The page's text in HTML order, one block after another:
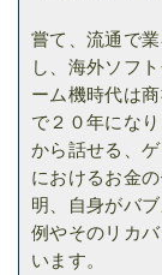
嘗て、流通で
し、海外ソフ
ーム機時代は
で２０年にな
から話せる、
におけるお金
明、自身がバ
例やそのリカ
います。